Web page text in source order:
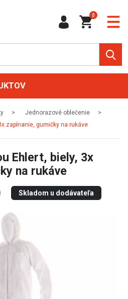
0
Jednorazové oblečenie
zapínanie, gumičky na rukáve
Ehlert, biely, 3x
na rukáve
Skladom u dodávateľa